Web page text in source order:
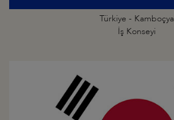
Türkiye - Kamboçya
İş Konseyi